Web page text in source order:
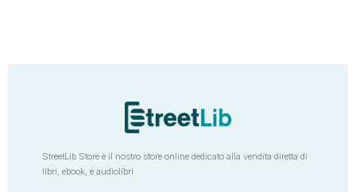
StreetLib Store è il nostro store online dedicato alla vendita diretta di
libri, ebook, e audiolibri